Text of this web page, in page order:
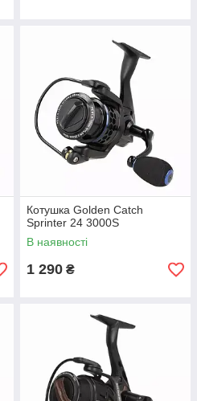
Котушка Golden Catch
Sprinter 24 3000S
В наявності
1 290 ₴